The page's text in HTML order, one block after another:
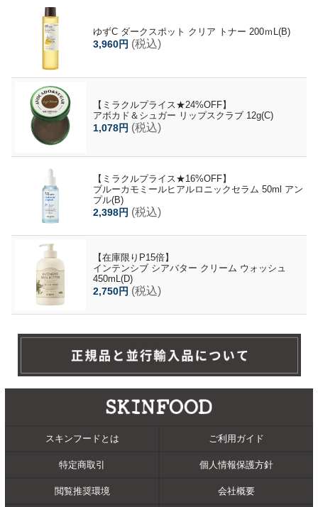
ゆずC ダークスポット クリア トナー 200ｍL(B)
3,960円 (税込)
【ミラクルプライス★24%OFF】
アボカド＆シュガー リップスクラブ 12g(C)
1,078円 (税込)
【ミラクルプライス★16%OFF】
ブルーカモミールヒアルロニックセラム 50ml アン
プル(B)
2,398円 (税込)
【在庫限りP15倍】
インテンシブ シアバター クリーム ウォッシュ
450mL(D)
2,750円 (税込)
スキンフードとは ご利用ガイド
特定商取引 個人情報保護方針
閲覧推奨環境 会社概要